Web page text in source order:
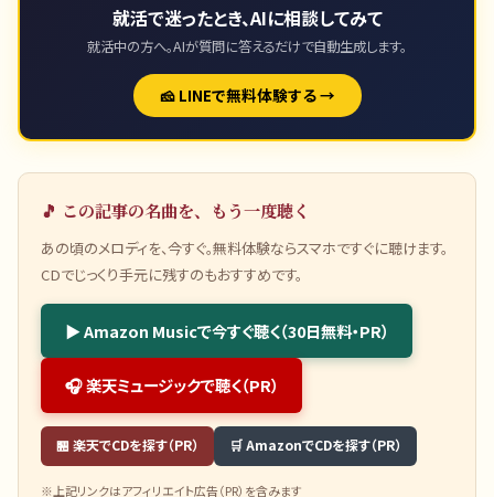
就活で迷ったとき、AIに相談してみて
就活中の方へ。AIが質問に答えるだけで自動生成します。
🧀 LINEで無料体験する →
🎵 この記事の名曲を、もう一度聴く
あの頃のメロディを、今すぐ。無料体験ならスマホですぐに聴けます。
CDでじっくり手元に残すのもおすすめです。
▶ Amazon Musicで今すぐ聴く（30日無料・PR）
🎧 楽天ミュージックで聴く（PR）
🏪 楽天でCDを探す（PR） 🛒 AmazonでCDを探す（PR）
※上記リンクはアフィリエイト広告（PR）を含みます